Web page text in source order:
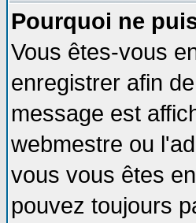
Pourquoi ne
Vous êtes-vous
enregistrer afin
message est
webmestre ou
vous vous êtes
pouvez toujours